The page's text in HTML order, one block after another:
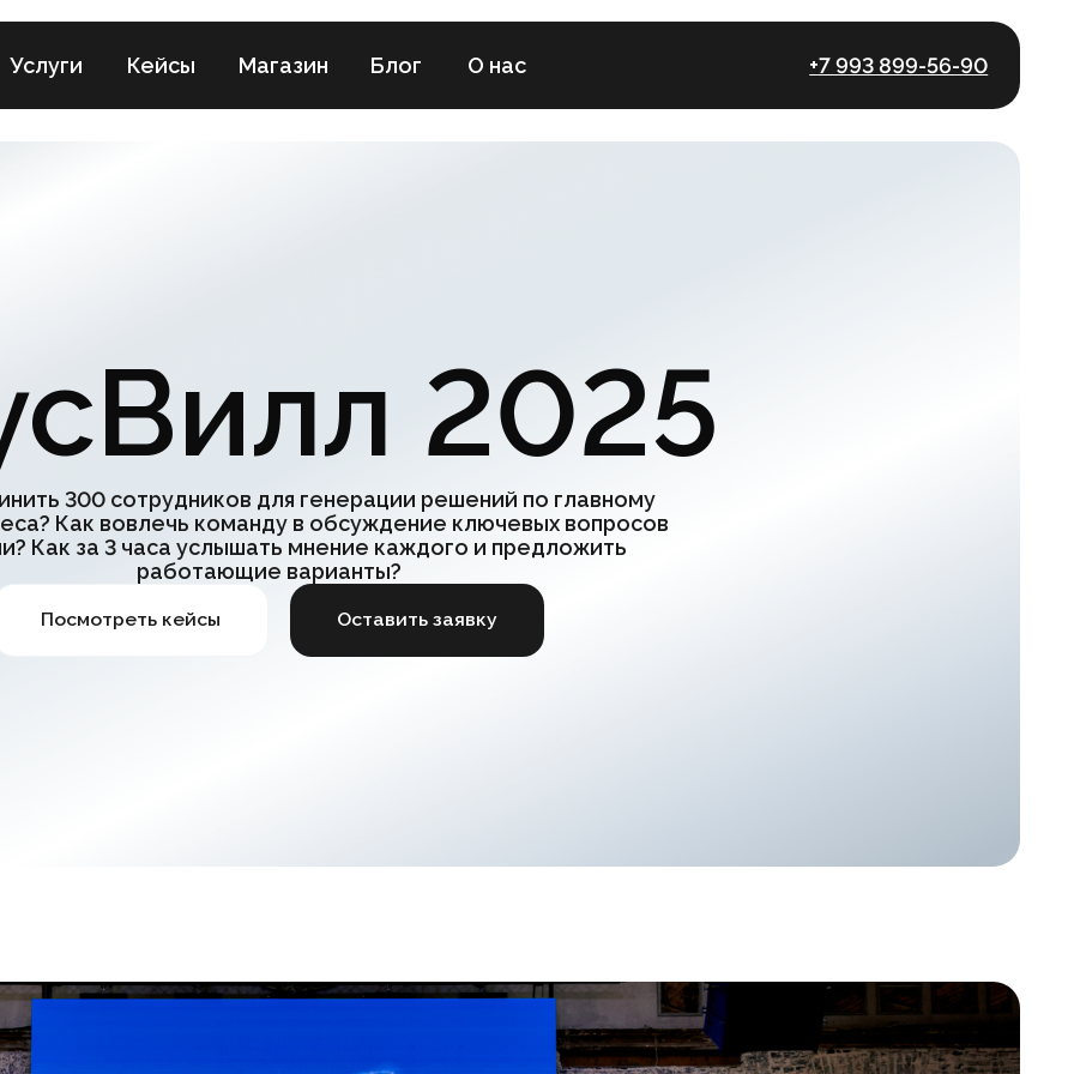
+7 993 899-56-90
Кейсы Магазин Блог О нас
кейсы Оставить заявку
сотрудников для генерации решений по главному
вовлечь команду в обсуждение ключевых вопросов
за 3 часа услышать мнение каждого и предложить
работающие варианты?
2025